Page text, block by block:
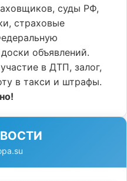
суды РФ,
страховые
объявлений.
в ДТП, залог,
в такси и штрафы.